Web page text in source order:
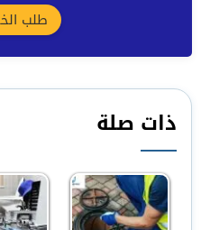
طلب
ذات صلة